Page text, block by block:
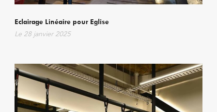
Eclairage Linéaire pour Eglise
Le 28 janvier 2025